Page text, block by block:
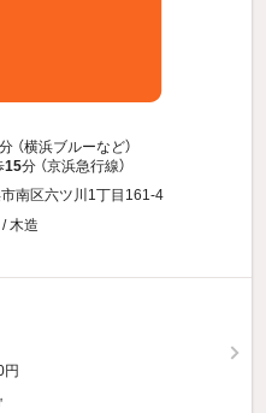
分 （横浜ブルーなど）
15分 （京浜急行線）
南区六ツ川1丁目161-4
木造
円